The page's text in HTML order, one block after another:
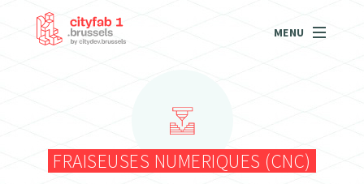
MENU
FRAISEUSES NUMERIQUES (CNC)